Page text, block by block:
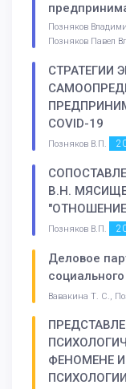
Позняков
Позняков Павел
СТРАТЕГИИ
COVID-19
Позняков В.П.
В.Н.
Позняков В.П.
Деловое
Вавакина Т. С.,
ФЕНОМЕНЕ
ПСИХОЛОГИИ